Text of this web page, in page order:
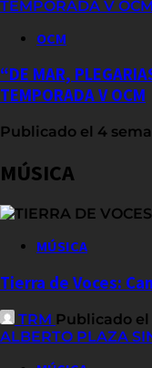
TEMPORADA V OCM
OCM
“DE MAR,
TEMPORADA V OCM
Publicado el 4
MÚSICA
MÚSICA
Tierra de Voces:
TRM Publicado el
ALBERTO PLAZA